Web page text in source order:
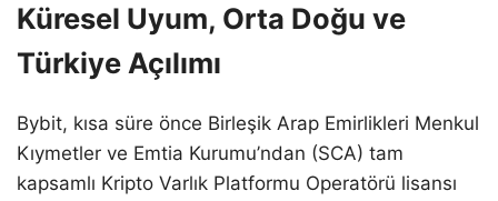
Küresel Uyum, Orta Doğu ve
Türkiye Açılımı
Bybit, kısa süre önce Birleşik Arap Emirlikleri Menkul
Kıymetler ve Emtia Kurumu’ndan (SCA) tam
kapsamlı Kripto Varlık Platformu Operatörü lisansı